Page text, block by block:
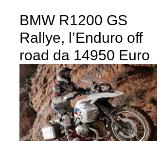
BMW R1200 GS
Rallye, l’Enduro off
road da 14950 Euro